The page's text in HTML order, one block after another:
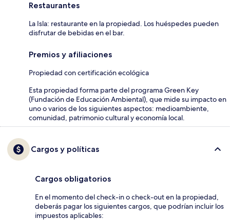
Restaurantes
La Isla: restaurante en la propiedad. Los huéspedes pueden
disfrutar de bebidas en el bar.
Premios y afiliaciones
Propiedad con certificación ecológica
Esta propiedad forma parte del programa Green Key
(Fundación de Educación Ambiental), que mide su impacto en
uno o varios de los siguientes aspectos: medioambiente,
comunidad, patrimonio cultural y economía local.
Cargos y políticas
Cargos obligatorios
En el momento del check-in o check-out en la propiedad,
deberás pagar los siguientes cargos, que podrían incluir los
impuestos aplicables: